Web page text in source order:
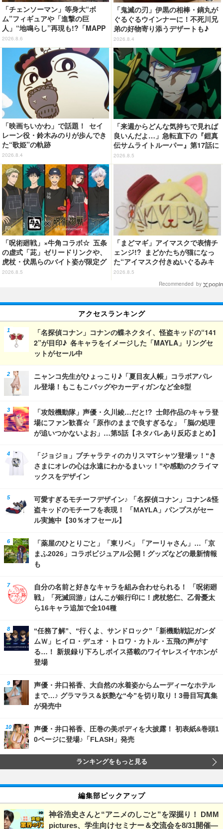
「チェンソーマン」等身大“ボ
ム”フィギュアや「進撃の巨
人」“地鳴らし”再現も!?「MAPP
A EXPO 15th Anniversary」展
示内容を公開
2026.8.6
「鬼滅の刃」伊黒の相棒・鏑丸が
ぐるぐるウインナーに！不死川兄
弟の好物寄り添うデザートも♪
「ジョイフル」コラボ第3弾・第4
弾決定【8月18日～】
2026.8.4
「映画ちいかわ」で話題！ セイ
レーン役・鈴木みのりが歩んでき
た“歌姫”の軌跡
2026.8.4
「来週からどんな気持ちで見れば
良いんだよ…」急転直下の『鎧真
伝サムライトルーパー』第17話に
感情の追いつかない視聴者が続
出…【ネタバレあり反応まとめ】
2026.8.5
「呪術廻戦」×牛角コラボ☆ 五条
の虚式「茈」ゼリードリンクや、
虎杖・伏黒らのバイト姿が限定グ
ッズに【8月26日～】
2026.8.5
「まどマギ」アイマスクで表情チ
ェンジ!? まどかたちが猫になっ
た“アイマスク付きぬいぐるみキ
ーホルダー”が登場
2026.8.5
Recommended by
アクセスランキング
「名探偵コナン」コナンの蝶ネクタイ、怪盗キッドの“141
2”が目印♪ 各キャラをイメージした「MAYLA」リングセ
ットがセール中
ニャンコ先生がひょっこり♪「夏目友人帳」コラボアパレ
ル登場！もこもこバッグやカーディガンなど全8型
「攻殻機動隊」声優・久川綾…だと!? 士郎作品のキャラ登
場にファン歓喜☆「原作のままで良すぎるな」「脳の処理
が追いつかないよお」…第5話【ネタバレあり反応まとめ】
「ジョジョ」ブチャラティのカリスマTシャツ登場ッ！“き
さまにオレの心は永遠にわかるまいッ！”や感動のクライマ
ックスをデザイン
可愛すぎるモチーフデザイン♪ 「名探偵コナン」コナン&怪
盗キッドのモチーフを表現！ 「MAYLA」パンプスがセー
ル実施中【30％オフセール】
「薬屋のひとりごと」「東リベ」「アーリャさん」…「京
まふ2026」コラボビジュアル公開！グッズなどの最新情報
も
自分の名前と好きなキャラを組み合わせられる！ 「呪術廻
戦」「死滅回游」はんこが銀行印に！虎杖悠仁、乙骨憂太
ら16キャラ追加で全104種
“任務了解”、“行くよ、サンドロック”「新機動戦記ガンダ
ムＷ」ヒイロ・デュオ・トロワ・カトル・五飛の声がす
る…！ 新規録り下ろしボイス搭載のワイヤレスイヤホンが
登場
声優・井口裕香、大自然の水着姿からムーディーなホテル
まで…♪ グラマラス＆妖艶な“今”を切り取り！3冊目写真集
が発売中
声優・井口裕香、圧巻の美ボディを大披露！ 初表紙&巻頭1
0ページに登場♪「FLASH」発売
ランキングをもっと見る
編集部ピックアップ
神谷浩史さんと“アニメのしごと”を深掘り！ DMM
pictures、学生向けセミナー＆交流会を8/31開催―